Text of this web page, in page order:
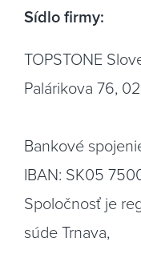
Sídlo firmy:
TOPSTONE
Palárikova 76,
Bankové
IBAN: SK05
Spoločnosť je
súde Trnava,